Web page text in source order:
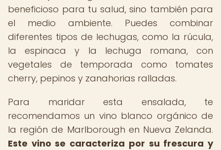
beneficioso para tu salud, sino también para
el medio ambiente. Puedes combinar
diferentes tipos de lechugas, como la rúcula,
la espinaca y la lechuga romana, con
vegetales de temporada como tomates
cherry, pepinos y zanahorias ralladas.
Para maridar esta ensalada, te
recomendamos un vino blanco orgánico de
la región de Marlborough en Nueva Zelanda.
Este vino se caracteriza por su frescura y